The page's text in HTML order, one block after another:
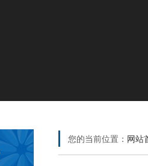
您的当前位置： 网站